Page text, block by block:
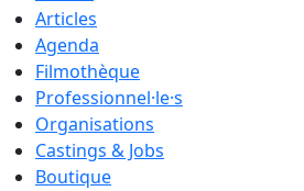
Articles
Agenda
Filmothèque
Professionnel·le·s
Organisations
Castings & Jobs
Boutique